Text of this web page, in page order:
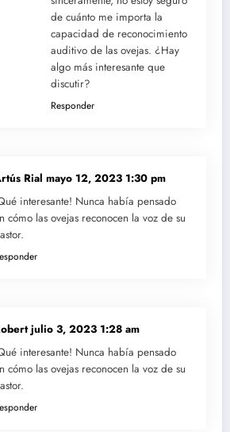
de cuánto me importa la
capacidad de reconocimiento
auditivo de las ovejas. ¿Hay
algo más interesante que
discutir?
Responder
Rial mayo 12, 2023 1:30 pm
interesante! Nunca había pensado
cómo las ovejas reconocen la voz de su
julio 3, 2023 1:28 am
interesante! Nunca había pensado
cómo las ovejas reconocen la voz de su